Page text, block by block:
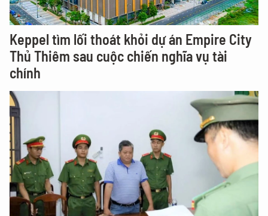
Keppel tìm lối thoát khỏi dự án Empire City
Thủ Thiêm sau cuộc chiến nghĩa vụ tài
chính